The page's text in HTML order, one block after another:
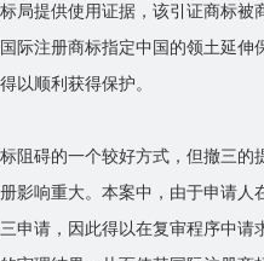
局提供使用证据，该引证商标被
际注册商标指定中国的领土延伸
以顺利获得保护。
阻碍的一个较好方式，但撤三的
影响重大。本案中，由于申请人
申请，因此得以在复审程序中请